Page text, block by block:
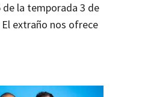
de la temporada 3 de
extraño nos ofrece